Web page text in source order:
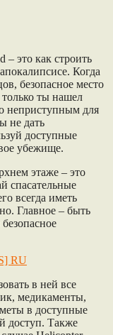
– это как строить
Когда
безопасное место
ты нашел
неприступным для
не дать
доступные
убежище.
этаже – это
спасательные
всегда иметь
Главное – быть
в ней все
медикаменты,
в доступные
доступ. Также